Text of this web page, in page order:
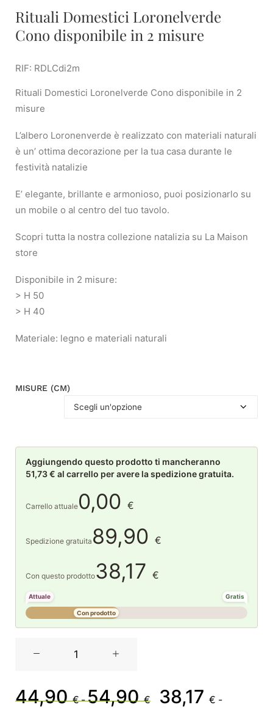
Rituali Domestici Loronelverde
Cono disponibile in 2 misure
RIF: RDLCdi2m
Rituali Domestici Loronelverde Cono disponibile in 2
misure
L’albero Loronenverde è realizzato con materiali naturali
è un’ ottima decorazione per la tua casa durante le
festività natalizie
E’ elegante, brillante e armonioso, puoi posizionarlo su
un mobile o al centro del tuo tavolo.
Scopri tutta la nostra collezione natalizia su La Maison
store
Disponibile in 2 misure:
> H 50
> H 40
Materiale: legno e materiali naturali
MISURE (CM)
Aggiungendo questo prodotto ti mancheranno
51,73 € al carrello per avere la spedizione gratuita.
Carrello attuale0,00 €
Spedizione gratuita 89,90 €
Con questo prodotto38,17 €
Attuale Gratis
Con prodotto
Cono
disponibile
44,90€-54,90€ Fascia
38,17 € -